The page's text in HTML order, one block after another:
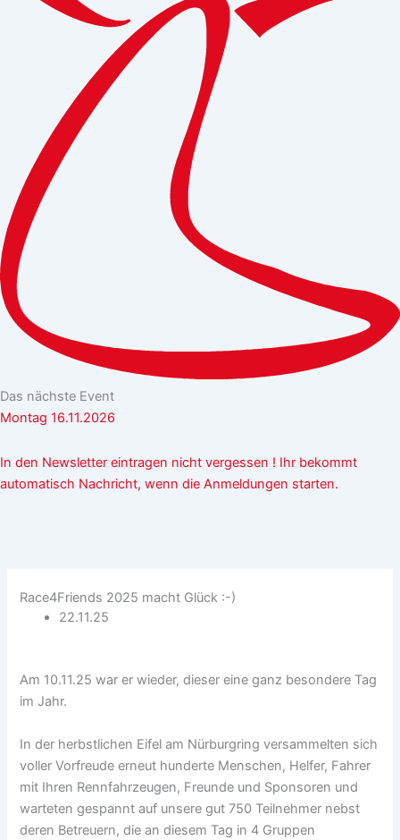
Das nächste Event
Montag 16.11.2026
In den Newsletter eintragen nicht vergessen ! Ihr bekommt
automatisch Nachricht, wenn die Anmeldungen starten.
Race4Friends 2025 macht Glück :-)
22.11.25
Am 10.11.25 war er wieder, dieser eine ganz besondere Tag
im Jahr.
In der herbstlichen Eifel am Nürburgring versammelten sich
voller Vorfreude erneut hunderte Menschen, Helfer, Fahrer
mit Ihren Rennfahrzeugen, Freunde und Sponsoren und
warteten gespannt auf unsere gut 750 Teilnehmer nebst
deren Betreuern, die an diesem Tag in 4 Gruppen